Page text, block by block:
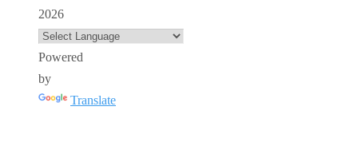
2026
Powered
by
Translate